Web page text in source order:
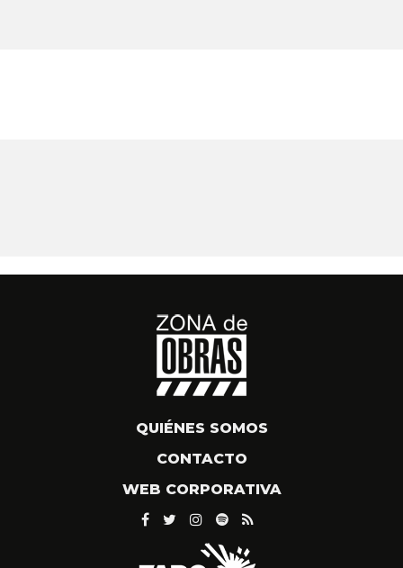
QUIÉNES SOMOS
CONTACTO
WEB CORPORATIVA